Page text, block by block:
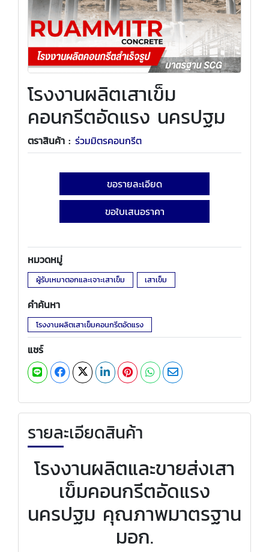
โรงงานผลิตเสาเข็ม
คอนกรีตอัดแรง นครปฐม
ตราสินค้า : ร่วมมิตรคอนกรีต
ขอรายละเอียด
ขอใบเสนอราคา
หมวดหมู่
ผู้รับเหมาตอกและเจาะเสาเข็ม เสาเข็ม
คำค้นหา
โรงงานผลิตเสาเข็มคอนกรีตอัดแรง
แชร์
รายละเอียดสินค้า
โรงงานผลิตและขายส่งเสา
เข็มคอนกรีตอัดแรง
นครปฐม คุณภาพมาตรฐาน
มอก.